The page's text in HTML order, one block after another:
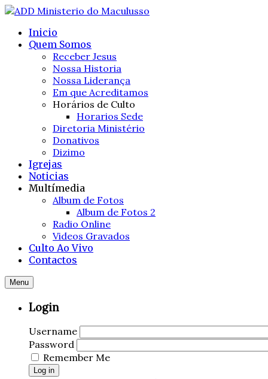
Inicio
Quem Somos
Receber Jesus
Nossa Historia
Nossa Liderança
Em que Acreditamos
Horários de Culto
Horarios Sede
Diretoria Ministério
Donativos
Dizimo
Igrejas
Noticias
Multímedia
Album de Fotos
Album de Fotos 2
Radio Online
Videos Gravados
Culto Ao Vivo
Contactos
Menu
Login
Username
Password
Remember Me
Log in